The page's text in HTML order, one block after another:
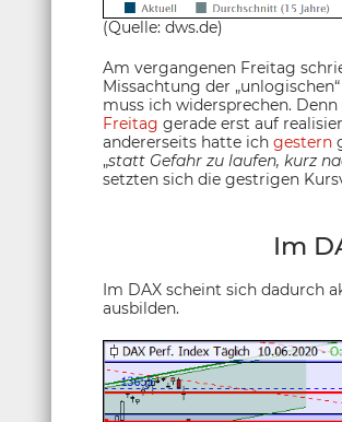
(Quelle: dws.de)
Am vergangenen Freitag
Missachtung der
muss ich widersprechen.
Freitag gerade erst auf
andererseits hatte ich gestern
„statt Gefahr zu laufen, kurz
setzten sich die gestrigen
Im
Im DAX scheint sich dadurch
ausbilden.